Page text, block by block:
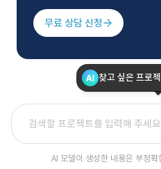
무료 상담 신청
찾고 싶은 프로
AI 모델이 생성한 내용은 부정